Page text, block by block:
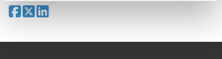
Deel op Facebook
Deel op XDeel op LinkedIn